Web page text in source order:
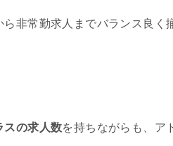
非常勤求人までバランス良く
スの求人数を持ちながらも、ア